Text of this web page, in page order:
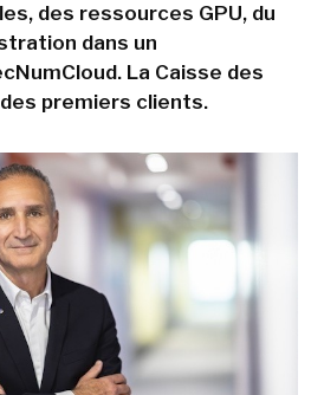
des ressources GPU, du
dans un
La Caisse des
premiers clients.